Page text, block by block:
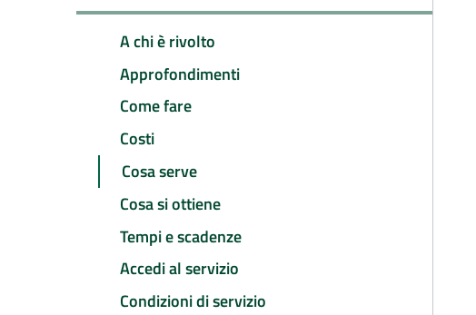
A chi è rivolto
Approfondimenti
Come fare
Costi
Cosa serve
Cosa si ottiene
Tempi e scadenze
Accedi al servizio
Condizioni di servizio